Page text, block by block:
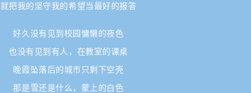
就把我的坚守我的希望当最好的报答
好久没有见到校园慵懒的夜色
也没有见到有人，在教室的课桌
晚霞坠落后的城市只剩下空壳
那是雪还是什么，蒙上的白色